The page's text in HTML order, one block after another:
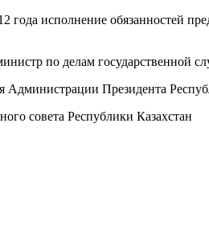
года исполнение обязанностей
по делам государственной
Администрации Президента
совета Республики Казахстан